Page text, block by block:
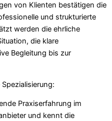
von Klienten bestätigen die
und strukturierte
werden die ehrliche
die klare
Begleitung bis zur
Praxiserfahrung im
und kennt die